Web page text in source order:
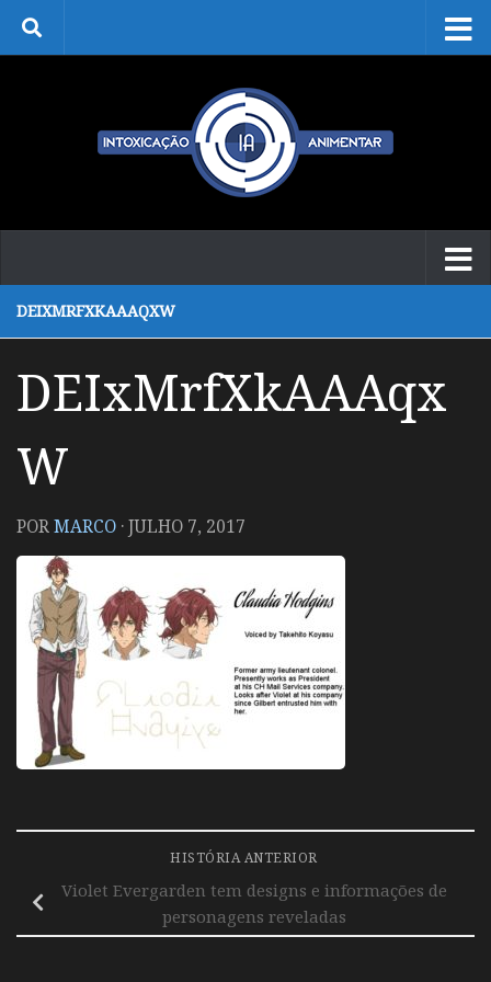
Skip to content
DEIXMRFXKAAAQXW
DEIxMrfXkAAAqx
W
PORMARCO ·JULHO 7, 2017
HISTÓRIA ANTERIOR
Violet Evergarden tem designs e informações de
personagens reveladas